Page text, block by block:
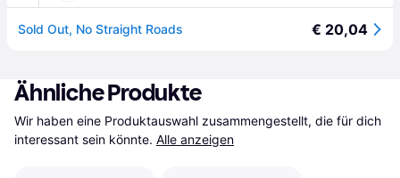
Sold Out, No Straight Roads € 20,04
Ähnliche Produkte
Wir haben eine Produktauswahl zusammengestellt, die für dich
interessant sein könnte. Alle anzeigen